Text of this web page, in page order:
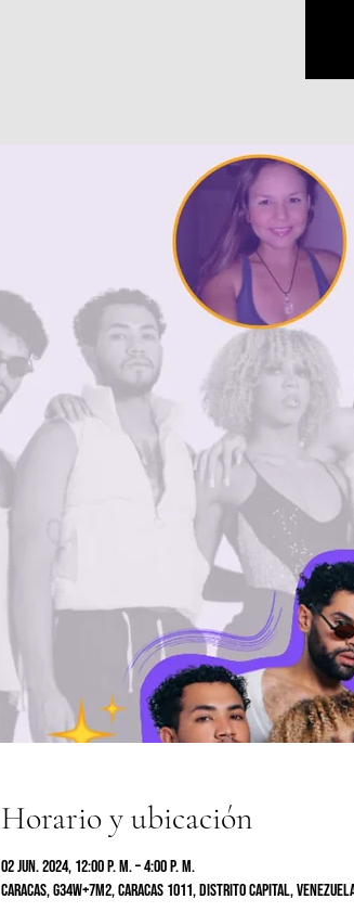
Horario y ubicación
02 jun. 2024, 12:00 p. m. – 4:00 p. m.
Caracas, G34W+7M2, Caracas 1011, Distrito Capital,